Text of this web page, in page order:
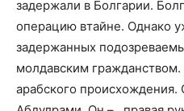
задержали в Болгарии.
операцию втайне. Однако
задержанных
молдавским
арабского происхождения.